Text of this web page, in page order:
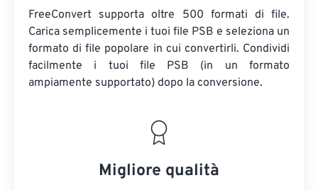
FreeConvert supporta oltre 500 formati di file.
Carica semplicemente i tuoi file PSB e seleziona un
formato di file popolare in cui convertirli. Condividi
facilmente i tuoi file PSB (in un formato
ampiamente supportato) dopo la conversione.
Migliore qualità